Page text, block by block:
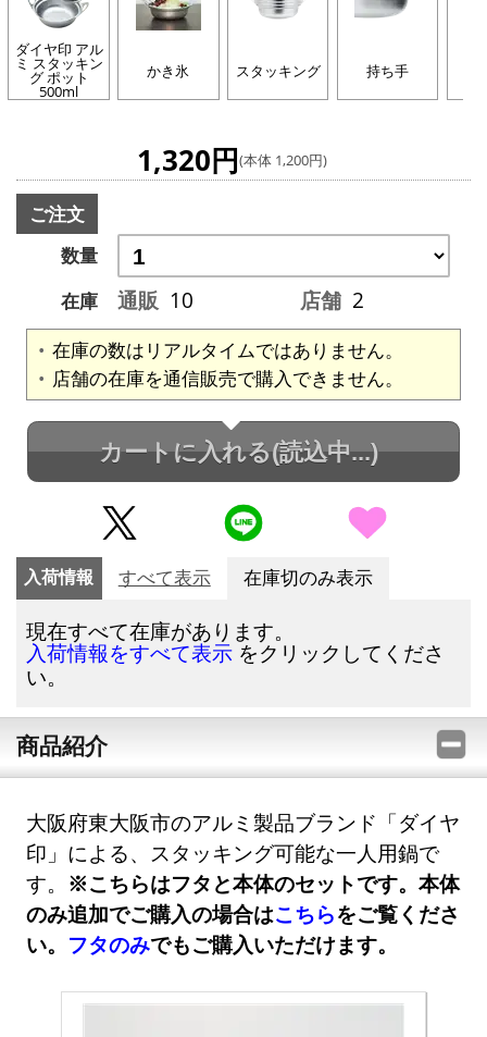
ダイヤ印 アル
ミ スタッキン
グ ポット
500ml
かき氷 スタッキング 持ち手
1,320円(本体 1,200円)
ご注文
数量
在庫
通販 10 店舗 2
在庫の数はリアルタイムではありません。
店舗の在庫を通信販売で購入できません。
カートに入れる(読込中...)
入荷情報 すべて表示 在庫切のみ表示
現在すべて在庫があります。
入荷情報をすべて表示 をクリックしてくださ
い。
商品紹介
大阪府東大阪市のアルミ製品ブランド「ダイヤ
印」による、スタッキング可能な一人用鍋で
す。 ※こちらはフタと本体のセットです。本体
のみ追加でご購入の場合はこちらをご覧くださ
い。 フタのみでもご購入いただけます。